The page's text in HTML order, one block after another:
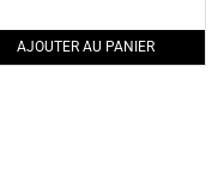
AJOUTER AU PANIER